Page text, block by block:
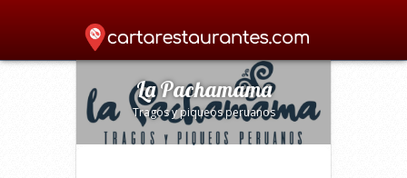
Home »Peruana»La Pachamama»
La Pachamama
Tragos y piqueos peruanos